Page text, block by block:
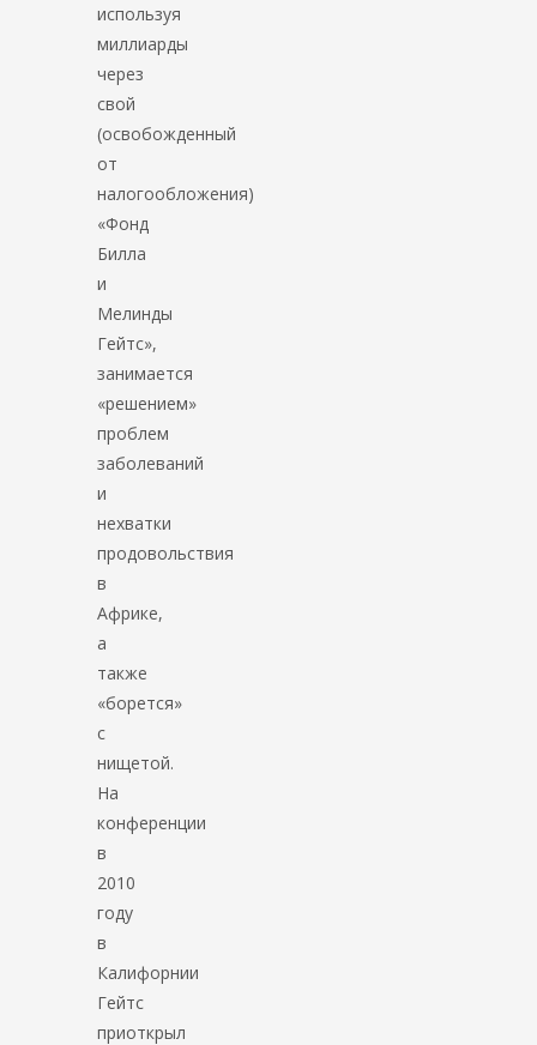
используя
миллиарды
через
свой
(освобожденный
от
налогообложения)
«Фонд
Билла
и
Мелинды
Гейтс»,
занимается
«решением»
проблем
заболеваний
и
нехватки
продовольствия
в
Африке,
а
также
«борется»
с
нищетой.
На
конференции
в
2010
году
в
Калифорнии
Гейтс
приоткрыл